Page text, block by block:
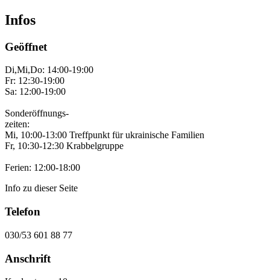
Infos
Geöffnet
Di,Mi,Do: 14:00-19:00
Fr: 12:30-19:00
Sa: 12:00-19:00
Sonderöffnungs-
zeiten:
Mi, 10:00-13:00 Treffpunkt für ukrainische Familien
Fr, 10:30-12:30 Krabbelgruppe
Ferien: 12:00-18:00
Info zu dieser Seite
Telefon
030/53 601 88 77
Anschrift